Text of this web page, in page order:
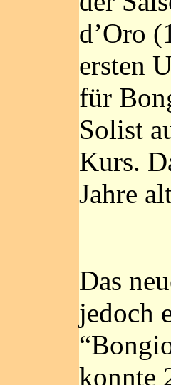
d’Oro
ersten
für
Solist
Kurs.
Jahre
Das
jedoch
konnte